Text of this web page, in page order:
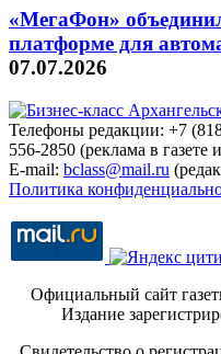
«МегаФон»
платформе для
07.07.2026
Телефоны редакции: +7
556-2850 (реклама в газете
E-mail: bclass@mail.ru
Политика
Официальный сайт
Издание